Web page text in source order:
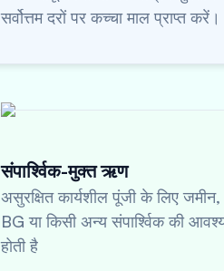
सर्वोत्तम दरों पर कच्चा माल प्राप्त करें।
संपार्श्विक-मुक्त ऋण
असुरक्षित कार्यशील पूंजी के लिए जमीन,
BG या किसी अन्य संपार्श्विक की
होती है